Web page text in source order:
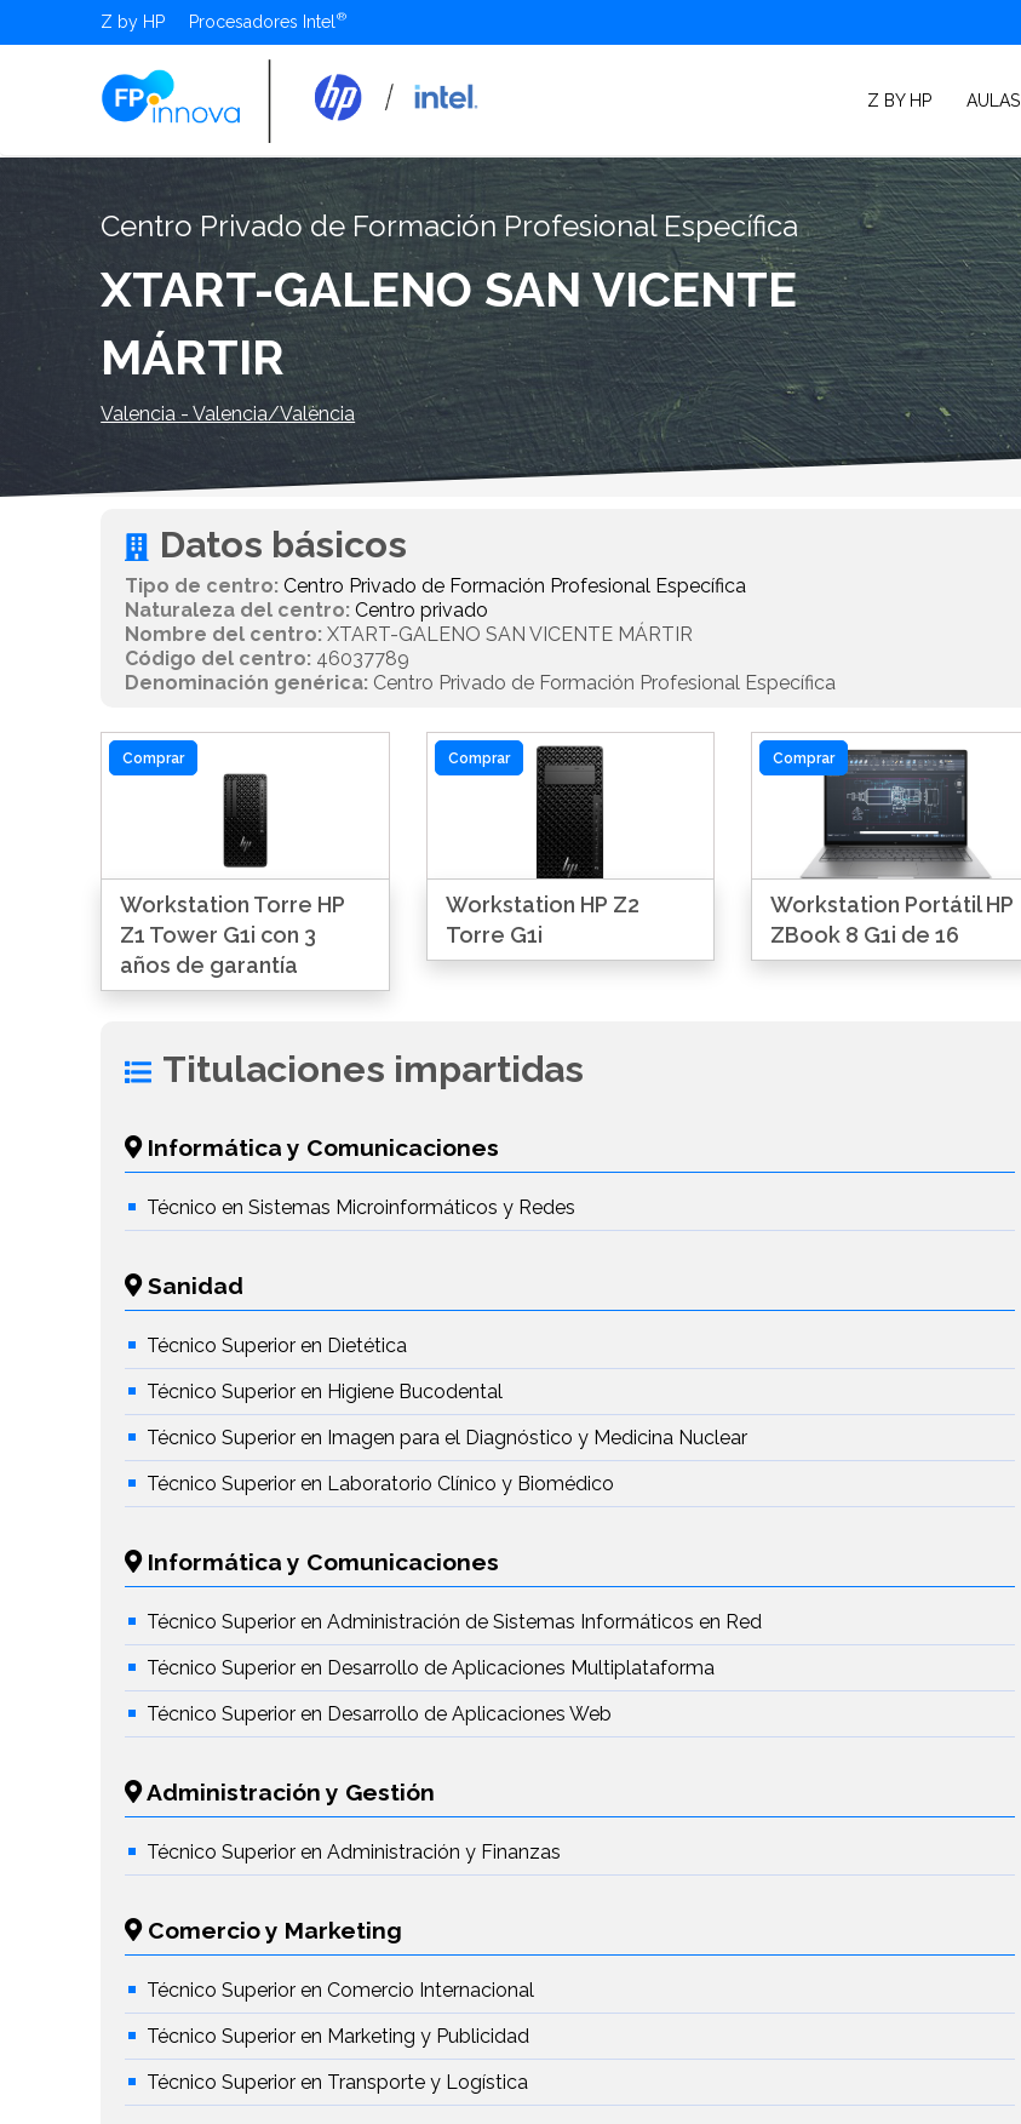
Z by HP Procesadores Intel
Z BY HP AULAS
Centro Privado de Formación Profesional Específica
XTART-GALENO SAN VICENTE
MÁRTIR
Valencia - Valencia/València
Datos básicos
Tipo de centro: Centro Privado de Formación Profesional Específica
Naturaleza del centro: Centro privado
Nombre del centro: XTART-GALENO SAN VICENTE MÁRTIR
Código del centro: 46037789
Denominación genérica: Centro Privado de Formación Profesional Específica
Comprar
Workstation Torre HP
Z1 Tower G1i con 3
años de garantía
Comprar
Workstation HP Z2
Torre G1i
Comprar
Workstation Portátil HP
ZBook 8 G1i de 16
Titulaciones impartidas
Informática y Comunicaciones
Técnico en Sistemas Microinformáticos y Redes
Sanidad
Técnico Superior en Dietética
Técnico Superior en Higiene Bucodental
Técnico Superior en Imagen para el Diagnóstico y Medicina Nuclear
Técnico Superior en Laboratorio Clínico y Biomédico
Informática y Comunicaciones
Técnico Superior en Administración de Sistemas Informáticos en Red
Técnico Superior en Desarrollo de Aplicaciones Multiplataforma
Técnico Superior en Desarrollo de Aplicaciones Web
Administración y Gestión
Técnico Superior en Administración y Finanzas
Comercio y Marketing
Técnico Superior en Comercio Internacional
Técnico Superior en Marketing y Publicidad
Técnico Superior en Transporte y Logística